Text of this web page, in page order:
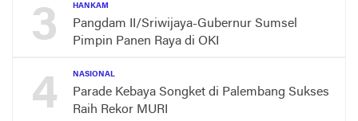
3 HANKAM
Pangdam II/Sriwijaya-Gubernur Sumsel
Pimpin Panen Raya di OKI
4 NASIONAL
Parade Kebaya Songket di Palembang Sukses
Raih Rekor MURI